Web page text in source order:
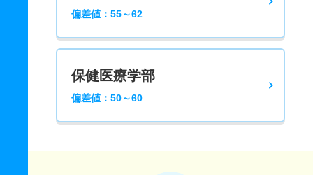
偏差値：55～62
保健医療学部
偏差値：50～60